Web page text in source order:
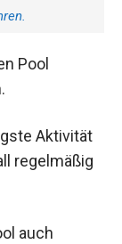
Pool
Aktivität
regelmäßig
auch